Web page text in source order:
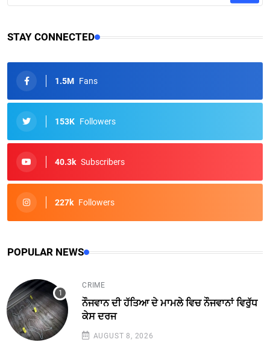
STAY CONNECTED
1.5M Fans
153K Followers
40.3k Subscribers
227k Followers
POPULAR NEWS
CRIME
ਨੌਜਵਾਨ ਦੀ ਹੱਤਿਆ ਦੇ ਮਾਮਲੇ ਵਿਚ ਨੌਜਵਾਨਾਂ ਵਿਰੁੱਧ
ਕੇਸ ਦਰਜ
AUGUST 8, 2026